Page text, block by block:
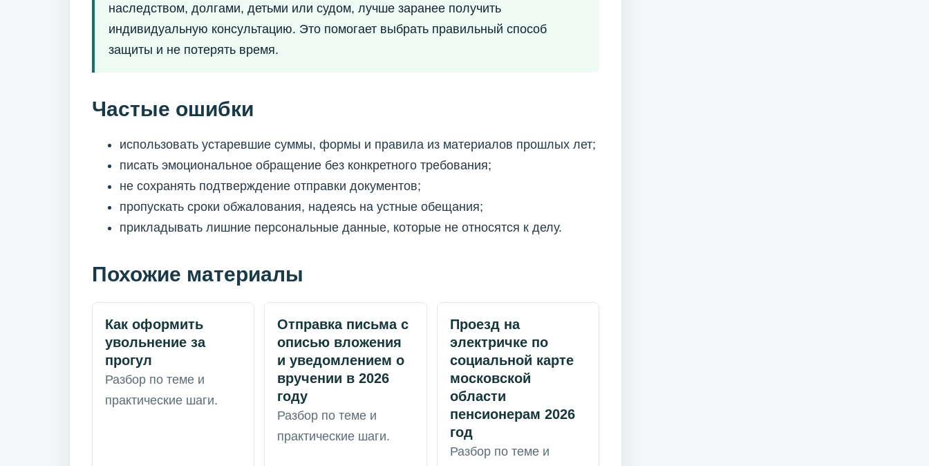
наследством, долгами, детьми или судом, лучше заранее получить
индивидуальную консультацию. Это помогает выбрать правильный способ
защиты и не потерять время.
Частые ошибки
использовать устаревшие суммы, формы и правила из материалов прошлых лет;
писать эмоциональное обращение без конкретного требования;
не сохранять подтверждение отправки документов;
пропускать сроки обжалования, надеясь на устные обещания;
прикладывать лишние персональные данные, которые не относятся к делу.
Похожие материалы
Как оформить
увольнение за
прогул
Разбор по теме и
практические шаги.
Отправка письма с
описью вложения
и уведомлением о
вручении в 2026
году
Разбор по теме и
практические шаги.
Проезд на
электричке по
социальной карте
московской
области
пенсионерам 2026
год
Разбор по теме и